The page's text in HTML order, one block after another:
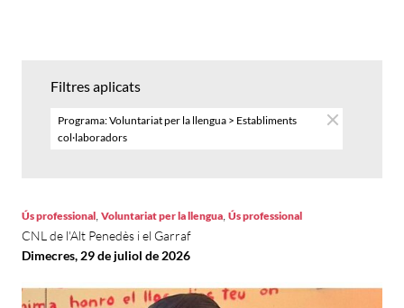
Filtres aplicats
Programa: Voluntariat per la llengua > Establiments
col·laboradors
Ús professional, Voluntariat per la llengua, Ús professional
CNL de l'Alt Penedès i el Garraf
Dimecres, 29 de juliol de 2026